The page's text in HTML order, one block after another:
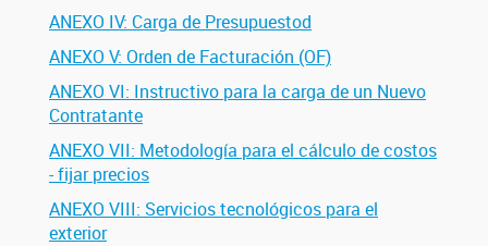
ANEXO IV: Carga de Presupuestod
ANEXO V: Orden de Facturación (OF)
ANEXO VI: Instructivo para la carga de un Nuevo
Contratante
ANEXO VII: Metodología para el cálculo de costos
- fijar precios
ANEXO VIII: Servicios tecnológicos para el
exterior